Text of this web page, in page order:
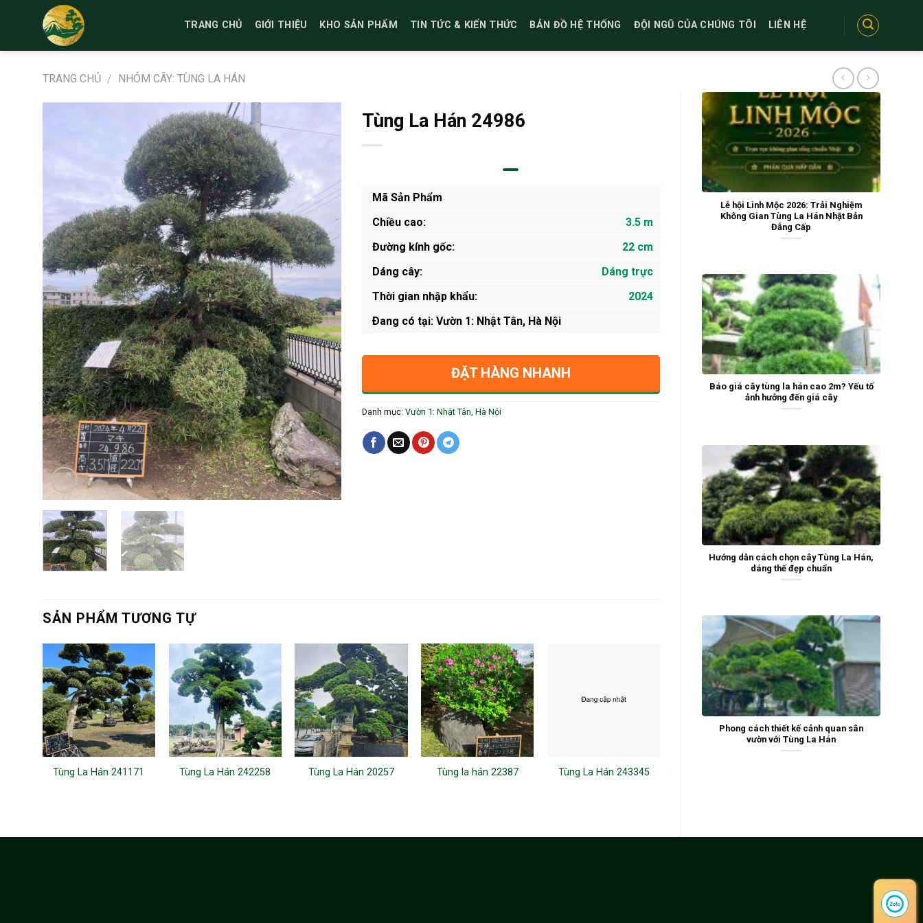
TRANG CHỦ GIỚI THIỆU KHO SẢN PHẨM TIN TỨC & KIẾN THỨC BẢN ĐỒ HỆ THỐNG ĐỘI NGŨ CỦA CHÚNG TÔI LIÊN HỆ
TRANG CHỦ / NHÓM CÂY: TÙNG LA HÁN
Lễ hội Linh Mộc 2026: Trải Nghiệm
Không Gian Tùng La Hán Nhật Bản
Đẳng Cấp
Báo giá cây tùng la hán cao 2m? Yếu tố
ảnh hưởng đến giá cây
Hướng dẫn cách chọn cây Tùng La Hán,
dáng thế đẹp chuẩn
Phong cách thiết kế cảnh quan sân
vườn với Tùng La Hán
Tùng La Hán 24986
Mã Sản Phẩm
Chiều cao:
3.5 m
Đường kính gốc:
22 cm
Dáng cây:
Dáng trực
Thời gian nhập khẩu:
2024
Ðang có tại: Vườn 1: Nhật Tân, Hà Nội
ĐẶT HÀNG NHANH
Danh mục: Vườn 1: Nhật Tân, Hà Nội
SẢN PHẨM TƯƠNG TỰ
Tùng La Hán 241171 Tùng La Hán 242258 Tùng La Hán 20257 Tùng la hán 22387 Tùng La Hán 243345